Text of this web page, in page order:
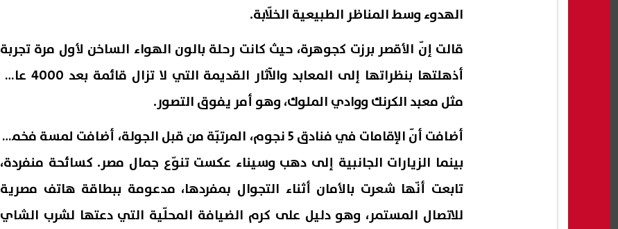
الهدوء وسط المناظر الطبيعية الخلّابة.
قالت إنّ الأقصر برزت كجوهرة، حيث كانت رحلة بالون الهواء الساخن لأول مرة تجربة
أذهلتها بنظراتها إلى المعابد والآثار القديمة التي لا تزال قائمة بعد 4000 عام،
مثل معبد الكرنك ووادي الملوك، وهو أمر يفوق التصور.
أضافت أنّ الإقامات في فنادق 5 نجوم، المرتبّة من قبل الجولة، أضافت لمسة فخمة،
بينما الزيارات الجانبية إلى دهب وسيناء عكست تنوّع جمال مصر. كسائحة منفردة،
تابعت أنّها شعرت بالأمان أثناء التجوال بمفردها، مدعومة ببطاقة هاتف مصرية
للاتصال المستمر، وهو دليل على كرم الضيافة المحلّية التي دعتها لشرب الشاي